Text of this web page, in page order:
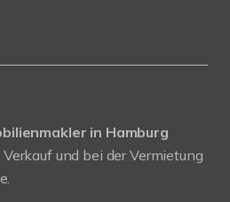
in Hamburg
und bei der Vermietung